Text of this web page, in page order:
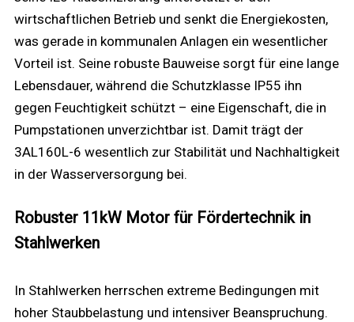
wirtschaftlichen Betrieb und senkt die Energiekosten,
was gerade in kommunalen Anlagen ein wesentlicher
Vorteil ist. Seine robuste Bauweise sorgt für eine lange
Lebensdauer, während die Schutzklasse IP55 ihn
gegen Feuchtigkeit schützt – eine Eigenschaft, die in
Pumpstationen unverzichtbar ist. Damit trägt der
3AL160L-6 wesentlich zur Stabilität und Nachhaltigkeit
in der Wasserversorgung bei.
Robuster 11kW Motor für Fördertechnik in
Stahlwerken
In Stahlwerken herrschen extreme Bedingungen mit
hoher Staubbelastung und intensiver Beanspruchung.